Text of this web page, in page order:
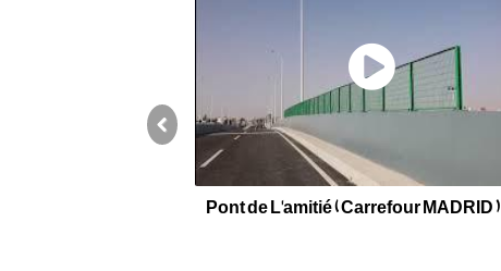
Pont de L'amitié ( Carrefour MADRID )